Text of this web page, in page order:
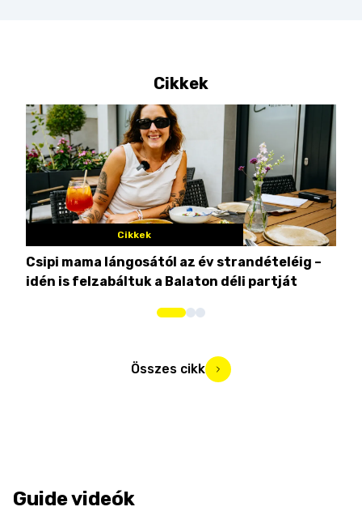
Cikkek
Cikkek
Csipi mama lángosától az év strandételéig –
idén is felzabáltuk a Balaton déli partját
Összes cikk
Guide videók